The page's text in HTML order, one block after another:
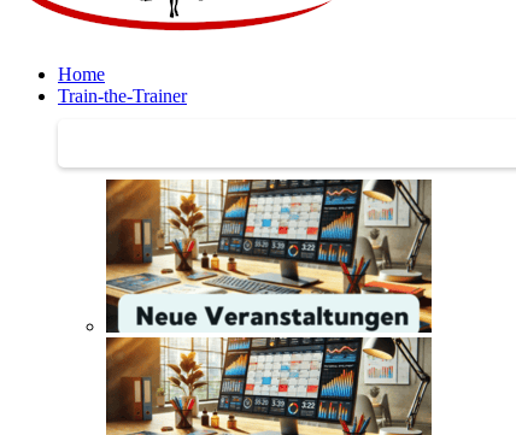
Home
Train-the-Trainer